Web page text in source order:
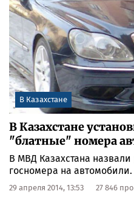
В Казахстане
В Казахстане
"блатные" номера
В МВД Казахстана
госномера на автомобили.
29 апреля 2014, 13:53 27 846